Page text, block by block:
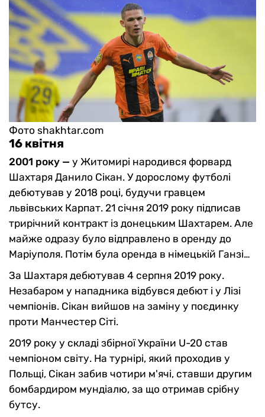
Фото shakhtar.com
16 квітня
2001 року — у Житомирі народився форвард
Шахтаря Данило Сікан. У дорослому футболі
дебютував у 2018 році, будучи гравцем
львівських Карпат. 21 січня 2019 року підписав
трирічний контракт із донецьким Шахтарем. Але
майже одразу було відправлено в оренду до
Маріуполя. Потім була оренда в німецькій Ганзі…
За Шахтаря дебютував 4 серпня 2019 року.
Незабаром у нападника відбувся дебют і у Лізі
чемпіонів. Сікан вийшов на заміну у поєдинку
проти Манчестер Сіті.
2019 року у складі збірної України U-20 став
чемпіоном світу. На турнірі, який проходив у
Польщі, Сікан забив чотири м'ячі, ставши другим
бомбардиром мундіалю, за що отримав срібну
бутсу.